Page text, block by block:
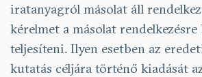
iratanyagról másolat áll
kérelmet a másolat
teljesíteni. Ilyen esetben az
kutatás céljára történő kiadását